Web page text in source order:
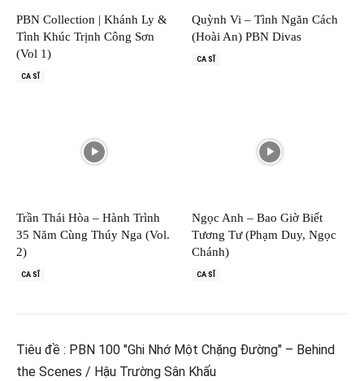
PBN Collection | Khánh Ly &
Tình Khúc Trịnh Công Sơn
(Vol 1)
CA SĨ
Quỳnh Vi – Tình Ngăn Cách
(Hoài An) PBN Divas
CA SĨ
Trần Thái Hòa – Hành Trình
35 Năm Cùng Thúy Nga (Vol.
2)
CA SĨ
Ngọc Anh – Bao Giờ Biết
Tương Tư (Phạm Duy, Ngọc
Chánh)
CA SĨ
Tiêu đề : PBN 100 "Ghi Nhớ Một Chặng Đường" – Behind
the Scenes / Hậu Trường Sân Khấu